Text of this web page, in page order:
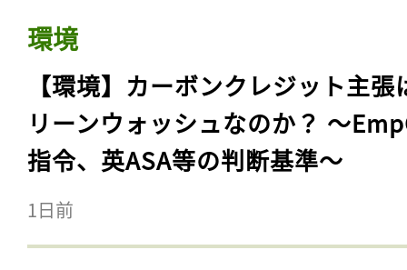
環境
【環境】カーボンクレジット主張
リーンウォッシュなのか？ 〜
指令、英ASA等の判断基準〜
1日前